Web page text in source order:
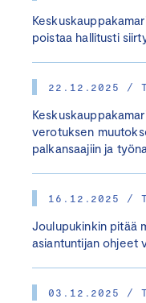
poistaa hallitusti
22.12.2025 /
verotuksen
palkansaajiin ja
16.12.2025 /
Joulupukinkin pitää
asiantuntijan ohjeet
03.12.2025 /